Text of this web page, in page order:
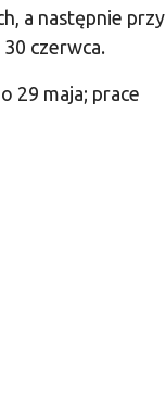
a następnie przy
czerwca.
29 maja; prace